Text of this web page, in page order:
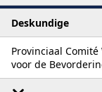
Deskundige
Provinciaal
voor de